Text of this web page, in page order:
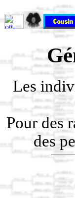
Les
Pour des
des